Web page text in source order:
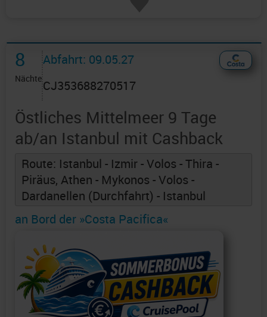
8
Nächte
Abfahrt: 09.05.27
CJ353688270517
Östliches Mittelmeer 9 Tage
ab/an Istanbul mit Cashback
Route: Istanbul - Izmir - Volos - Thira -
Piräus, Athen - Mykonos - Volos -
Dardanellen (Durchfahrt) - Istanbul
an Bord der »Costa Pacifica«